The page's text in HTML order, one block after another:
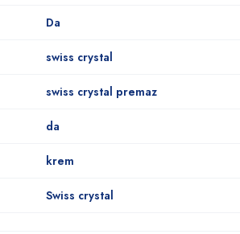
Da
swiss crystal
swiss crystal premaz
da
krem
Swiss crystal